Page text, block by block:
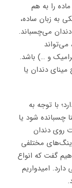
را به هم
به زبان ساده،
می‌چسباند.
و …) باشد.
دندان یا
با توجه به
چسبانده شود یا
روی دندان
مختلفی
گفت که انواع
امیدواریم